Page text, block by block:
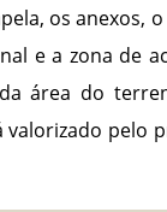
os anexos,
e a zona de
área do
valorizado pelo